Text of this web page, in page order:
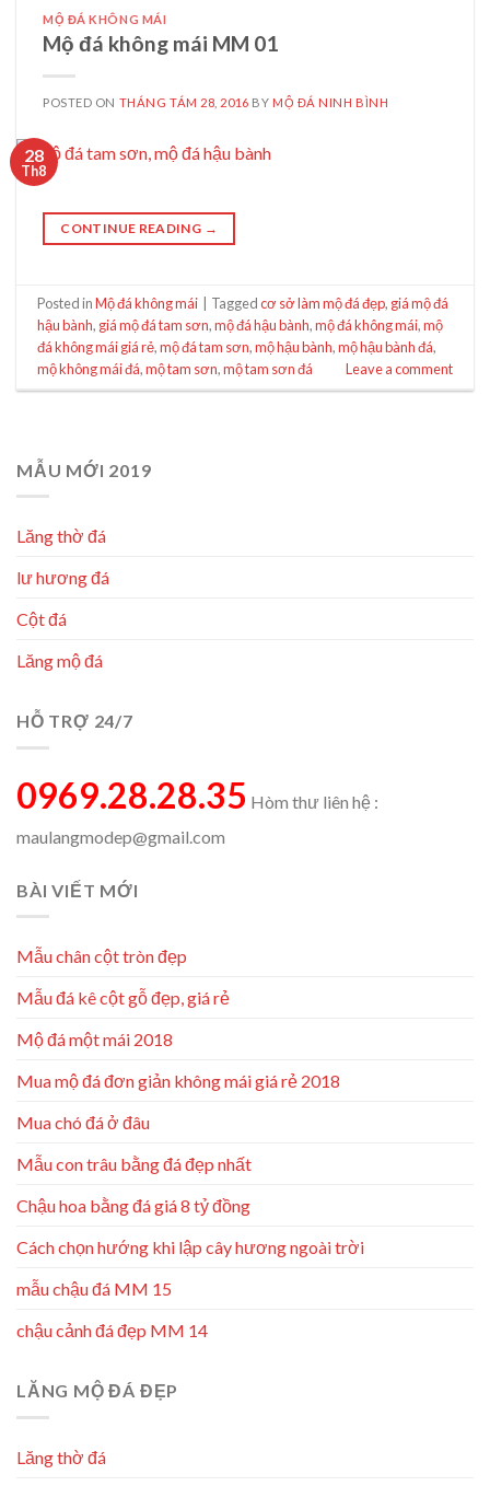
MỘ ĐÁ KHÔNG MÁI
Mộ đá không mái MM 01
POSTED ON THÁNG TÁM 28, 2016 BY MỘ ĐÁ NINH BÌNH
28
Th8
CONTINUE READING →
Posted inMộ đá không mái Taggedcơ sở làm mộ đá đẹp, giá mộ đá
hậu bành, giá mộ đá tam sơn,mộ đá hậu bành,mộ đá không mái,mộ
đá không mái giá rẻ,mộ đá tam sơn,mộ hậu bành,mộ hậu bành đá,
mộ không mái đá,mộ tam sơn,mộ tam sơn đá Leave a comment
MẪU MỚI 2019
Lăng thờ đá
lư hương đá
Cột đá
Lăng mộ đá
HỖ TRỢ 24/7
0969.28.28.35 Hòm thư liên hệ :
maulangmodep@gmail.com
BÀI VIẾT MỚI
Mẫu chân cột tròn đẹp
Mẫu đá kê cột gỗ đẹp, giá rẻ
Mộ đá một mái 2018
Mua mộ đá đơn giản không mái giá rẻ 2018
Mua chó đá ở đâu
Mẫu con trâu bằng đá đẹp nhất
Chậu hoa bằng đá giá 8 tỷ đồng
Cách chọn hướng khi lập cây hương ngoài trời
mẫu chậu đá MM 15
chậu cảnh đá đẹp MM 14
LĂNG MỘ ĐÁ ĐẸP
Lăng thờ đá